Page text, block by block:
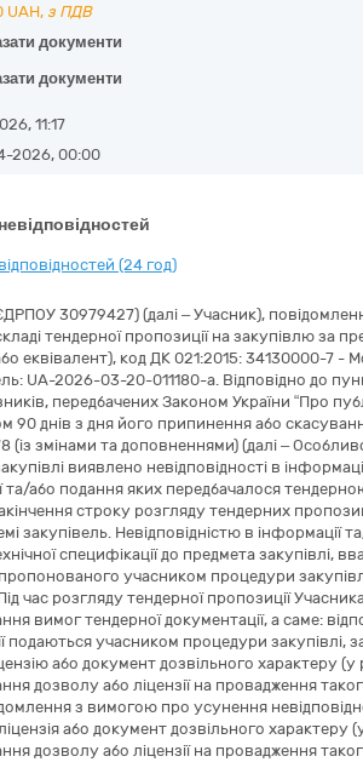
UAH, з ПДВ
документи
документи
11:17
2026, 00:00
(24 год)
30979427) (далі – Учасник),
тендерної пропозиції на закупівлю за
еквівалент), код ДК 021:2015: 34130000-7 -
UA-2026-03-20-011180-a. Відповідно до
передбачених Законом України “Про
90 днів з дня його припинення або
(із змінами та доповненнями) (далі –
виявлено невідповідності в
та/або подання яких передбачалося
строку розгляду тендерних
закупівель. Невідповідністю в інформації
специфікації до предмета закупівлі,
учасником процедури
час розгляду тендерної пропозиції
вимог тендерної документації, а саме:
подаються учасником процедури
або документ дозвільного характеру
дозволу або ліцензії на провадження
з вимогою про усунення
або документ дозвільного характеру
дозволу або ліцензії на провадження